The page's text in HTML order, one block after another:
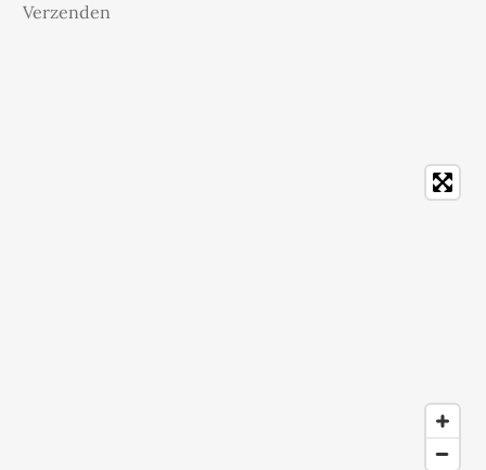
Verzenden